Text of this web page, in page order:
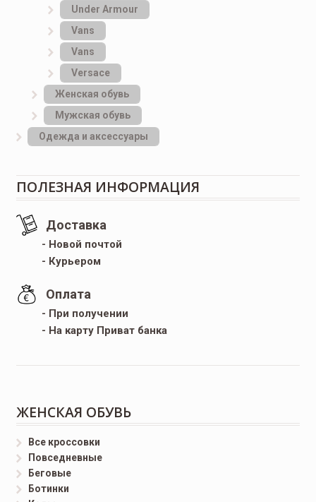
Under Armour
Vans
Vans
Versace
Женская обувь
Мужская обувь
Одежда и аксессуары
ПОЛЕЗНАЯ ИНФОРМАЦИЯ
Доставка
- Новой почтой
- Курьером
Оплата
- При получении
- На карту Приват банка
ЖЕНСКАЯ ОБУВЬ
Все кроссовки
Повседневные
Беговые
Ботинки